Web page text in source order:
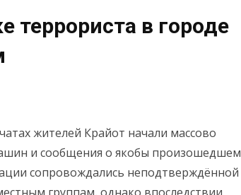
террориста в городе
жителей Крайот начали массово
и сообщения о якобы произошедшем
сопровождались неподтверждённой